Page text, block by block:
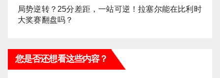
局势逆转？25分差距，一站可逆！拉塞尔能在比利时
大奖赛翻盘吗？
您是否还想看这些内容？